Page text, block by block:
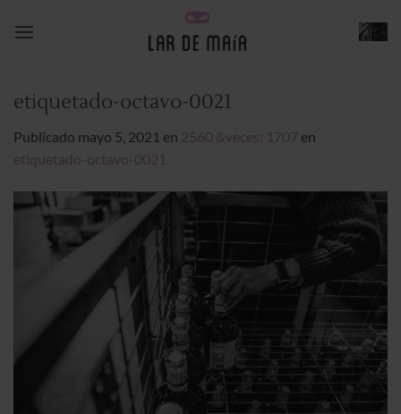
etiquetado-octavo-0021
Publicado mayo 5, 2021 en 2560 &veces; 1707 en
etiquetado-octavo-0021